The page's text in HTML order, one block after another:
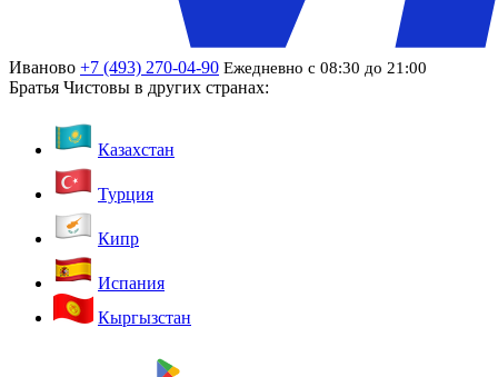
Иваново +7 (493) 270-04-90 Ежедневно с 08:30 до 21:00
Братья Чистовы в других странах:
Казахстан
Турция
Кипр
Испания
Кыргызстан